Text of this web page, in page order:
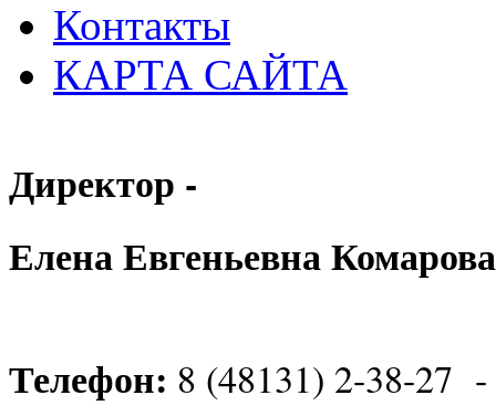
Контакты
КАРТА САЙТА
Директор -
Елена Евгеньевна Комарова
Телефон: 8 (48131) 2-38-27 -